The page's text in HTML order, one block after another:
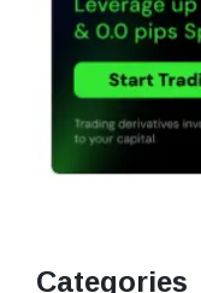
Categories